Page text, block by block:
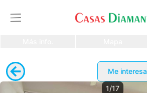
Me interesa
1/17